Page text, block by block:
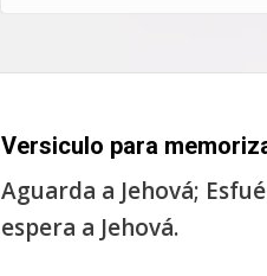
Versiculo para
Aguarda a Jehová;
espera a Jehová.